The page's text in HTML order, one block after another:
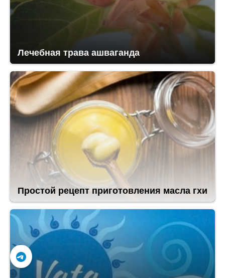
Лечебная трава ашваганда
Простой рецепт приготовления масла гхи